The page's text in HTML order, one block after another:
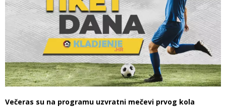
Večeras su na programu uzvratni mečevi prvog kola